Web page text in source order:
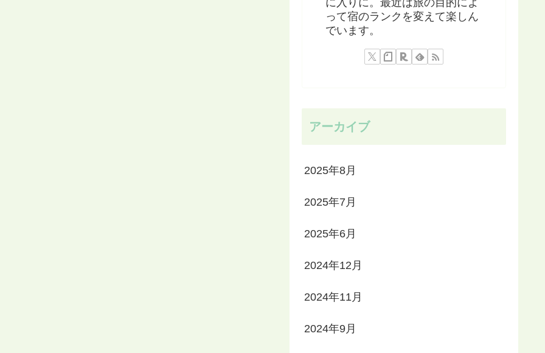
に入りに。最近は旅の目的によ
って宿のランクを変えて楽しん
でいます。
アーカイブ
2025年8月
2025年7月
2025年6月
2024年12月
2024年11月
2024年9月